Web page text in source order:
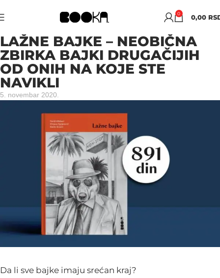
0 0,00
LAŽNE BAJKE – NEOBIČNA
ZBIRKA BAJKI DRUGAČIJIH
OD ONIH NA KOJE STE
NAVIKLI
5. novembar 2020.
Da li sve bajke imaju srećan kraj?